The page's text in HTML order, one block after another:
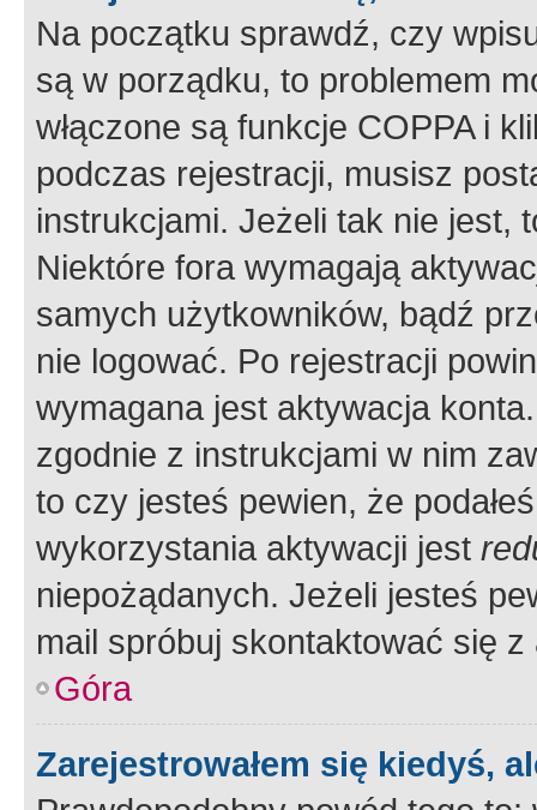
Na początku sprawdź, czy
są w porządku, to problemem
włączone są funkcje COPPA i
podczas rejestracji, musisz
instrukcjami. Jeżeli tak nie jest,
Niektóre fora wymagają
samych użytkowników, bądź
nie logować. Po rejestracji
wymagana jest aktywacja
zgodnie z instrukcjami w nim
to czy jesteś pewien, że
wykorzystania aktywacji jest
niepożądanych. Jeżeli jesteś
mail spróbuj skontaktować się
Góra
Zarejestrowałem się kiedyś,